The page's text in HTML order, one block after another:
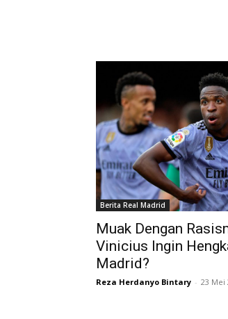
Berita Real Madrid
Muak Dengan
Vinicius Ingin
Madrid?
Reza Herdanyo Bintary - 23 Mei